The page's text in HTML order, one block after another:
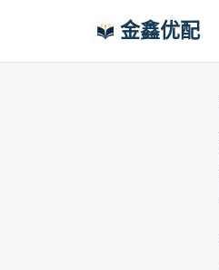
金鑫优配